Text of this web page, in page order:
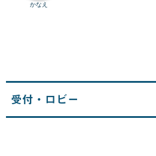
かなえ
受付・ロビー